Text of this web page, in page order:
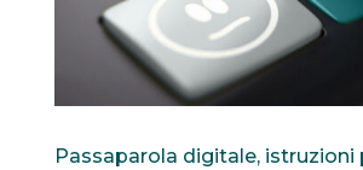
Passaparola digitale, istruzioni